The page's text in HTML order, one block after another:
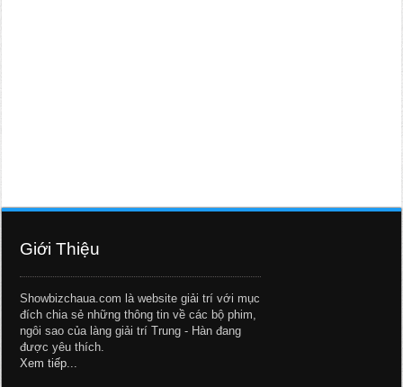
Giới Thiệu
Showbizchaua.com là website giải trí với mục
đích chia sẻ những thông tin về các bộ phim,
ngôi sao của làng giải trí Trung - Hàn đang
được yêu thích.
Xem tiếp...